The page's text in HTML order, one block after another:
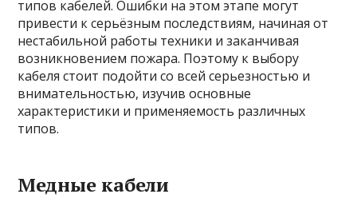
типов кабелей. Ошибки на этом этапе могут
привести к серьёзным последствиям, начиная от
нестабильной работы техники и заканчивая
возникновением пожара. Поэтому к выбору
кабеля стоит подойти со всей серьезностью и
внимательностью, изучив основные
характеристики и применяемость различных
типов.
Медные кабели